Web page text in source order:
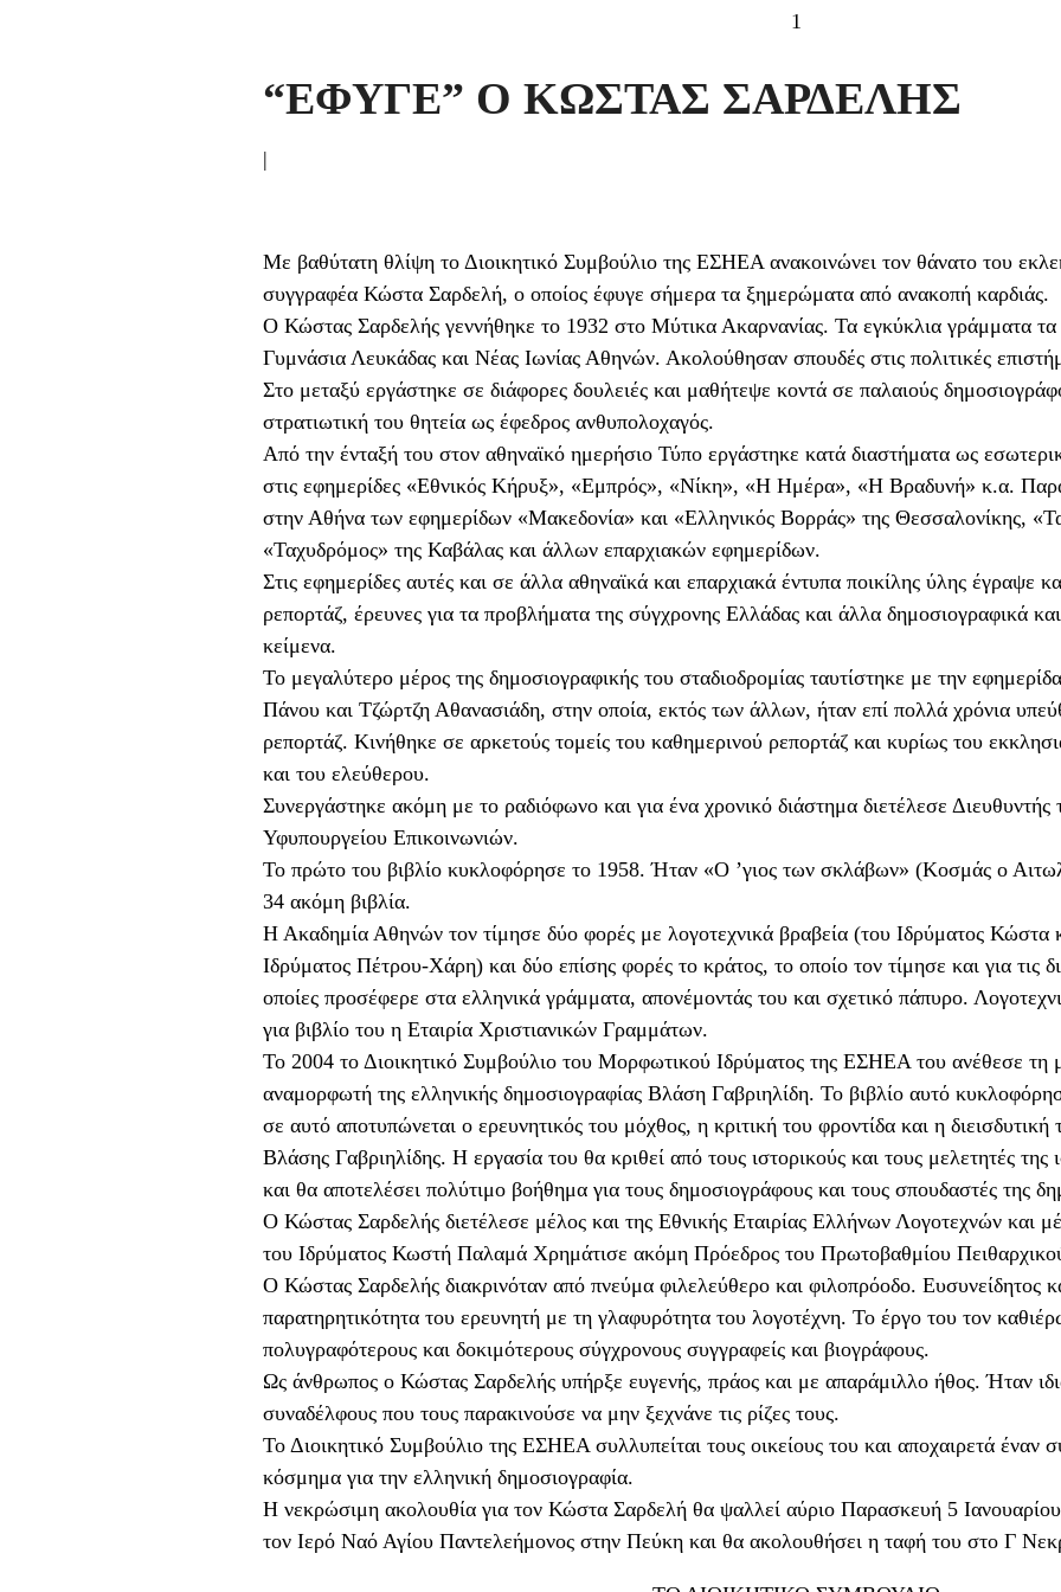
1
“ΕΦΥΓΕ” Ο ΚΩΣΤΑΣ ΣΑΡΔΕΛΗΣ
|
Με βαθύτατη θλίψη το Διοικητικό Συμβούλιο της ΕΣΗΕΑ ανακοινώνει τον θάνατο του
συγγραφέα Κώστα Σαρδελή, ο οποίος έφυγε σήμερα τα ξημερώματα από ανακοπή καρδιάς.
Ο Κώστας Σαρδελής γεννήθηκε το 1932 στο Μύτικα Ακαρνανίας. Τα εγκύκλια γράμματα
Γυμνάσια Λευκάδας και Νέας Ιωνίας Αθηνών. Ακολούθησαν σπουδές στις πολιτικές
Στο μεταξύ εργάστηκε σε διάφορες δουλειές και μαθήτεψε κοντά σε παλαιούς
στρατιωτική του θητεία ως έφεδρος ανθυπολοχαγός.
Από την ένταξή του στον αθηναϊκό ημερήσιο Τύπο εργάστηκε κατά διαστήματα ως
στις εφημερίδες «Εθνικός Κήρυξ», «Εμπρός», «Νίκη», «Η Ημέρα», «Η Βραδυνή» κ.α.
στην Αθήνα των εφημερίδων «Μακεδονία» και «Ελληνικός Βορράς» της Θεσσαλονίκης,
«Ταχυδρόμος» της Καβάλας και άλλων επαρχιακών εφημερίδων.
Στις εφημερίδες αυτές και σε άλλα αθηναϊκά και επαρχιακά έντυπα ποικίλης ύλης έγραψε
ρεπορτάζ, έρευνες για τα προβλήματα της σύγχρονης Ελλάδας και άλλα δημοσιογραφικά
κείμενα.
Το μεγαλύτερο μέρος της δημοσιογραφικής του σταδιοδρομίας ταυτίστηκε με την
Πάνου και Τζώρτζη Αθανασιάδη, στην οποία, εκτός των άλλων, ήταν επί πολλά χρόνια
ρεπορτάζ. Κινήθηκε σε αρκετούς τομείς του καθημερινού ρεπορτάζ και κυρίως του
και του ελεύθερου.
Συνεργάστηκε ακόμη με το ραδιόφωνο και για ένα χρονικό διάστημα διετέλεσε
Υφυπουργείου Επικοινωνιών.
Το πρώτο του βιβλίο κυκλοφόρησε το 1958. Ήταν «Ο ’γιος των σκλάβων» (Κοσμάς ο
34 ακόμη βιβλία.
Η Ακαδημία Αθηνών τον τίμησε δύο φορές με λογοτεχνικά βραβεία (του Ιδρύματος Κώστα
Ιδρύματος Πέτρου-Χάρη) και δύο επίσης φορές το κράτος, το οποίο τον τίμησε και για τις
οποίες προσέφερε στα ελληνικά γράμματα, απονέμοντάς του και σχετικό πάπυρο.
για βιβλίο του η Εταιρία Χριστιανικών Γραμμάτων.
Το 2004 το Διοικητικό Συμβούλιο του Μορφωτικού Ιδρύματος της ΕΣΗΕΑ του ανέθεσε τη
αναμορφωτή της ελληνικής δημοσιογραφίας Βλάση Γαβριηλίδη. Το βιβλίο αυτό
σε αυτό αποτυπώνεται ο ερευνητικός του μόχθος, η κριτική του φροντίδα και η
Βλάσης Γαβριηλίδης. Η εργασία του θα κριθεί από τους ιστορικούς και τους μελετητές της
και θα αποτελέσει πολύτιμο βοήθημα για τους δημοσιογράφους και τους σπουδαστές της
Ο Κώστας Σαρδελής διετέλεσε μέλος και της Εθνικής Εταιρίας Ελλήνων Λογοτεχνών και
του Ιδρύματος Κωστή Παλαμά Χρημάτισε ακόμη Πρόεδρος του Πρωτοβαθμίου
Ο Κώστας Σαρδελής διακρινόταν από πνεύμα φιλελεύθερο και φιλοπρόοδο. Ευσυνείδητος
παρατηρητικότητα του ερευνητή με τη γλαφυρότητα του λογοτέχνη. Το έργο του τον
πολυγραφότερους και δοκιμότερους σύγχρονους συγγραφείς και βιογράφους.
Ως άνθρωπος ο Κώστας Σαρδελής υπήρξε ευγενής, πράος και με απαράμιλλο ήθος. Ήταν
συναδέλφους που τους παρακινούσε να μην ξεχνάνε τις ρίζες τους.
Το Διοικητικό Συμβούλιο της ΕΣΗΕΑ συλλυπείται τους οικείους του και αποχαιρετά έναν
κόσμημα για την ελληνική δημοσιογραφία.
Η νεκρώσιμη ακολουθία για τον Κώστα Σαρδελή θα ψαλλεί αύριο Παρασκευή 5
τον Ιερό Ναό Αγίου Παντελεήμονος στην Πεύκη και θα ακολουθήσει η ταφή του στο Γ